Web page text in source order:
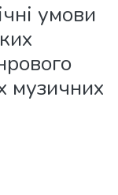
умови
музичних